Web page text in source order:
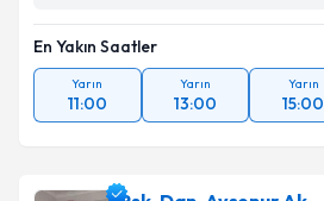
En Yakın Saatler
Yarın
11:00
Yarın
13:00
Yarın
15:00